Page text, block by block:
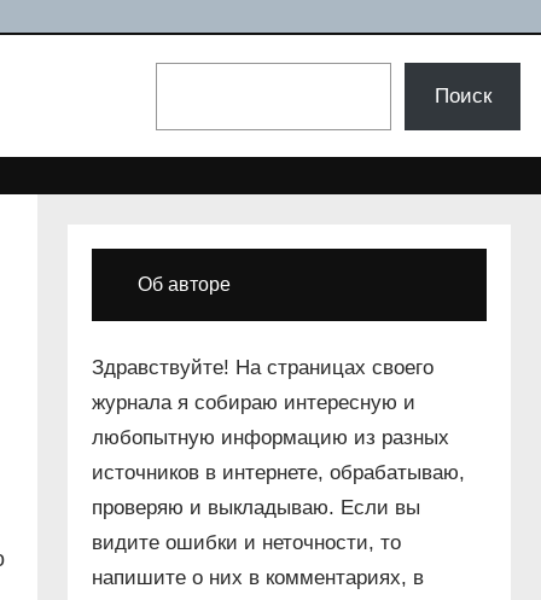
Поиск
Об авторе
Здравствуйте! На страницах своего
журнала я собираю интересную и
любопытную информацию из разных
источников в интернете, обрабатываю,
проверяю и выкладываю. Если вы
видите ошибки и неточности, то
напишите о них в комментариях, в